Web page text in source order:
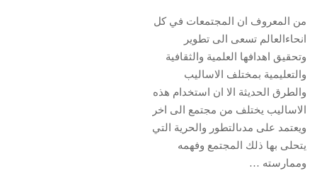
من المعروف ان المجتمعات في كل
انحاءالعالم تسعى الى تطوير
وتحقيق اهدافها العلمية والثقافية
والتعليمية بمختلف الاساليب
والطرق الحديثة الا ان استخدام هذه
الاساليب يختلف من مجتمع الى اخر
ويعتمد على مدىالتطور والحرية التي
يتحلى بها ذلك المجتمع وفهمه
وممارسته …